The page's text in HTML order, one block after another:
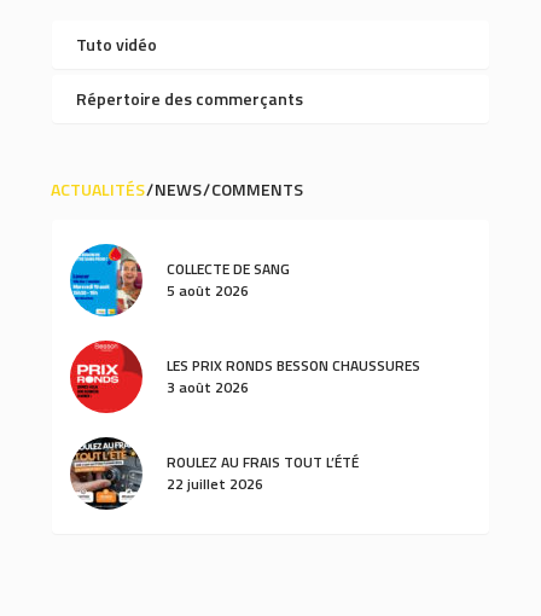
Tuto vidéo
Répertoire des commerçants
ACTUALITÉS NEWS COMMENTS
COLLECTE DE SANG
5 août 2026
LES PRIX RONDS BESSON CHAUSSURES
3 août 2026
ROULEZ AU FRAIS TOUT L’ÉTÉ
22 juillet 2026